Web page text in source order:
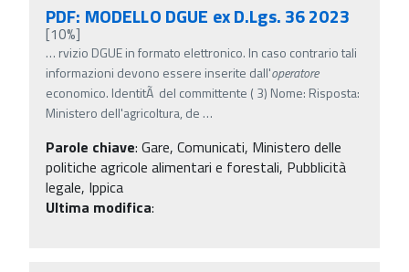
PDF: MODELLO DGUE ex D.Lgs. 36 2023
[10%]
… rvizio DGUE in formato elettronico. In caso contrario tali
informazioni devono essere inserite dall'operatore
economico. IdentitÃ del committente ( 3) Nome: Risposta:
Ministero dell'agricoltura, de …
Parole chiave: Gare, Comunicati, Ministero delle
politiche agricole alimentari e forestali, Pubblicità
legale, Ippica
Ultima modifica: